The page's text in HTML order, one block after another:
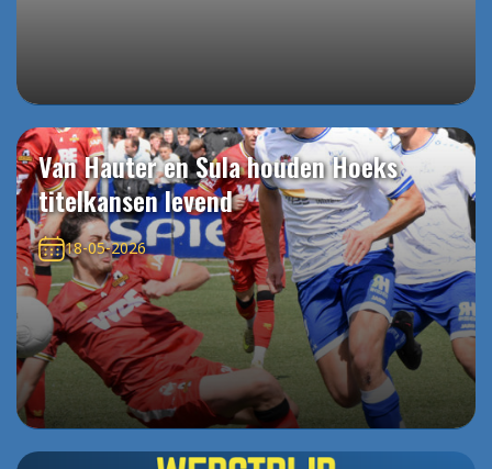
Van Hauter en Sula houden Hoeks
titelkansen levend
18-05-2026